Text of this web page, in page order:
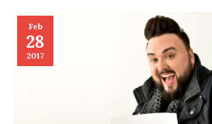
Feb
28
2017